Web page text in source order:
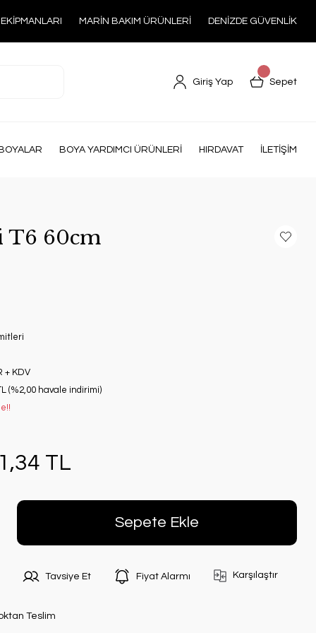
MARİN BAKIM ÜRÜNLERİ DENİZDE GÜVENLİK
Giriş Yap Sepet
BOYA YARDIMCI ÜRÜNLERİ HIRDAVAT İLETİŞİM
T6 60cm
+ KDV
(%2,00 havale indirimi)
TL
Sepete Ekle
Tavsiye Et Fiyat Alarmı Karşılaştır
Teslim